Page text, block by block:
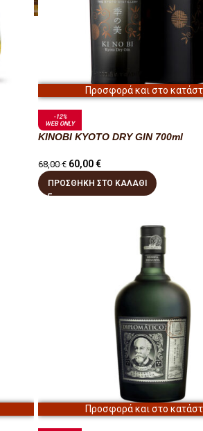
Προσφορά και στο
-12%
WEB ONLY
KINOBI KYOTO DRY GIN 700ml
68,00€ 60,00€
ΠΡΟΣΘΉΚΗ ΣΤΟ ΚΑΛΆΘΙ
Προσφορά και στο